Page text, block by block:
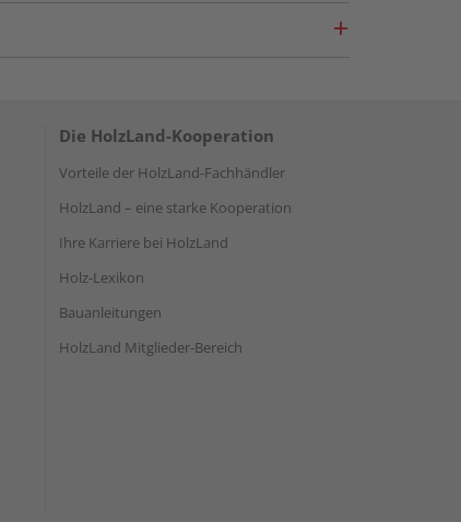
Die HolzLand-Kooperation
Vorteile der HolzLand-Fachhändler
HolzLand – eine starke Kooperation
Ihre Karriere bei HolzLand
Holz-Lexikon
Bauanleitungen
HolzLand Mitglieder-Bereich